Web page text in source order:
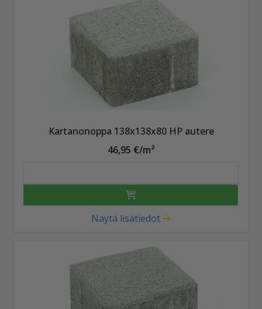
Kartanonoppa 138x138x80 HP autere
46,95 €/m²
Näytä lisätiedot